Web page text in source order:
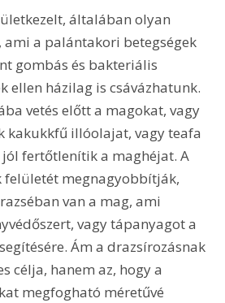
általában olyan
ami a palántakori betegségek
gombás és bakteriális
ellen házilag is csávázhatunk.
vetés előtt a magokat, vagy
kakukkfű illóolajat, vagy teafa
fertőtlenítik a maghéjat. A
megnagyobbítják,
van a mag, ami
vagy tápanyagot a
Ám a drazsírozásnak
célja, hanem az, hogy a
megfogható méretűvé